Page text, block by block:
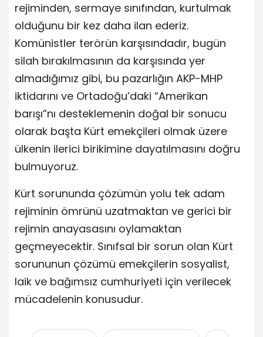
rejiminden, sermaye sınıfından, kurtulmak
olduğunu bir kez daha ilan ederiz.
Komünistler terörün karşısındadır, bugün
silah bırakılmasının da karşısında yer
almadığımız gibi, bu pazarlığın AKP-MHP
iktidarını ve Ortadoğu’daki “Amerikan
barışı”nı desteklemenin doğal bir sonucu
olarak başta Kürt emekçileri olmak üzere
ülkenin ilerici birikimine dayatılmasını doğru
bulmuyoruz.
Kürt sorununda çözümün yolu tek adam
rejiminin ömrünü uzatmaktan ve gerici bir
rejimin anayasasını oylamaktan
geçmeyecektir. Sınıfsal bir sorun olan Kürt
sorununun çözümü emekçilerin sosyalist,
laik ve bağımsız cumhuriyeti için verilecek
mücadelenin konusudur.